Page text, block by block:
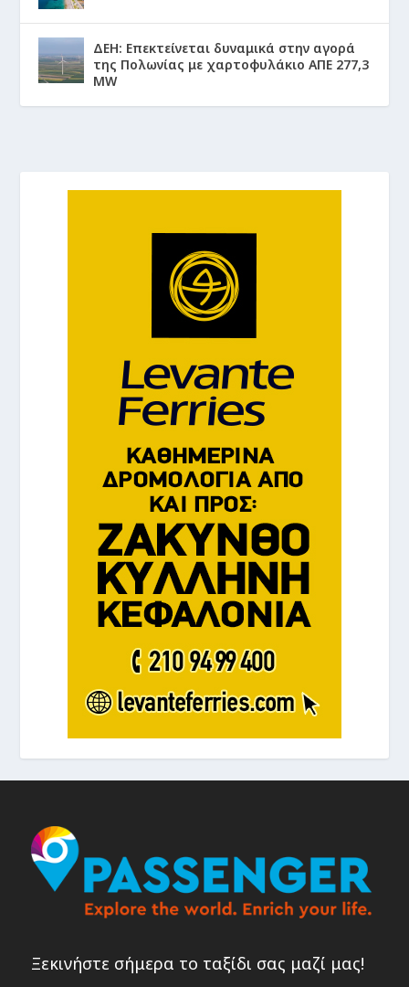
ΔΕΗ: Επεκτείνεται δυναμικά στην αγορά
της Πολωνίας με χαρτοφυλάκιο ΑΠΕ 277,3
MW
Ξεκινήστε σήμερα το ταξίδι σας μαζί μας!